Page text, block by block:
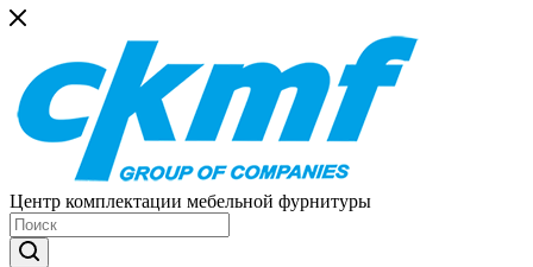
Центр комплектации мебельной фурнитуры